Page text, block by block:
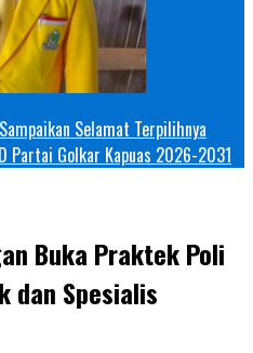
Selamat Terpilihnya
Partai Golkar Kapuas 2026-2031
Buka Praktek Poli
dan Spesialis